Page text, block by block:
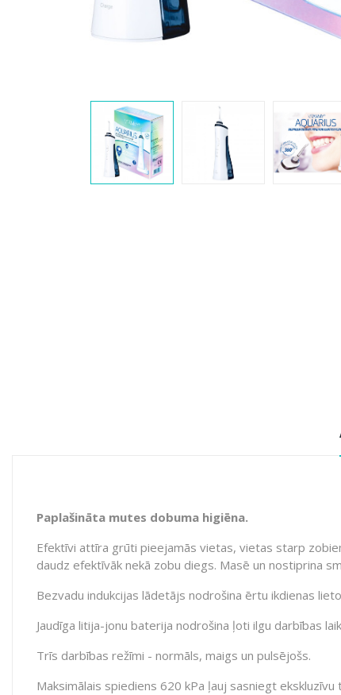
Paplašināta mutes dobuma higiēna.
Efektīvi attīra grūti pieejamās vietas, vietas starp
daudz efektīvāk nekā zobu diegs. Masē un nostiprina
Bezvadu indukcijas lādetājs nodrošina ērtu ikdienas
Jaudīga litija-jonu baterija nodrošina ļoti ilgu darbības
Trīs darbības režīmi - normāls, maigs un pulsējošs.
Maksimālais spiediens 620 kPa ļauj sasniegt